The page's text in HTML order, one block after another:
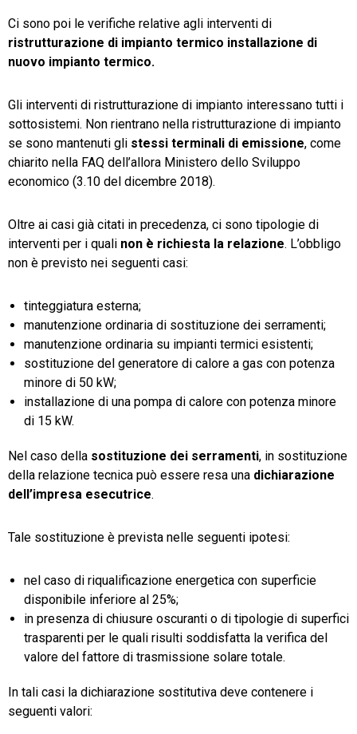
Ci sono poi le verifiche relative agli interventi di
ristrutturazione di impianto termico installazione di
nuovo impianto termico.
Gli interventi di ristrutturazione di impianto interessano tutti i
sottosistemi. Non rientrano nella ristrutturazione di impianto
se sono mantenuti gli stessi terminali di emissione, come
chiarito nella FAQ dell’allora Ministero dello Sviluppo
economico (3.10 del dicembre 2018).
Oltre ai casi già citati in precedenza, ci sono tipologie di
interventi per i quali non è richiesta la relazione. L’obbligo
non è previsto nei seguenti casi:
tinteggiatura esterna;
manutenzione ordinaria di sostituzione dei serramenti;
manutenzione ordinaria su impianti termici esistenti;
sostituzione del generatore di calore a gas con potenza
minore di 50 kW;
installazione di una pompa di calore con potenza minore
di 15 kW.
Nel caso della sostituzione dei serramenti, in sostituzione
della relazione tecnica può essere resa una dichiarazione
dell’impresa esecutrice.
Tale sostituzione è prevista nelle seguenti ipotesi:
nel caso di riqualificazione energetica con superficie
disponibile inferiore al 25%;
in presenza di chiusure oscuranti o di tipologie di superfici
trasparenti per le quali risulti soddisfatta la verifica del
valore del fattore di trasmissione solare totale.
In tali casi la dichiarazione sostitutiva deve contenere i
seguenti valori: